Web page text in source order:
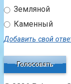
Земляной
Каменный
Добавить свой